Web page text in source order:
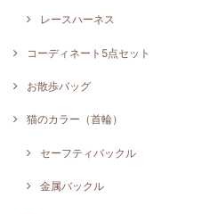
レースハーネス
コーディネート5点セット
お散歩バッグ
猫のカラー（首輪）
セーフティバックル
金属バックル